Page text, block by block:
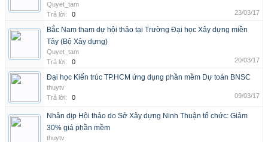
Quyet_tam
Trả lời:
0 23/03/17
Bắc Nam tham dự hội thảo tại Trường Đại học Xây dựng miền
Tây (Bộ Xây dựng)
Quyet_tam
Trả lời:
0 20/03/17
Đại học Kiến trúc TP.HCM ứng dụng phần mềm Dự toán BNSC
thuytv
Trả lời:
0 09/03/17
Nhân dịp Hội thảo do Sở Xây dựng Ninh Thuận tổ chức: Giảm
30% giá phần mềm
thuytv